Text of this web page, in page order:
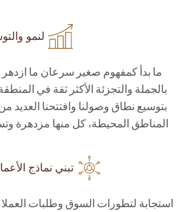
لنمو
ما بدأ كمفهوم صغير سرعان ما
بالجملة والتجزئة الأكثر ثقة في
بتوسيع نطاق وصولنا وافتتحنا
المناطق المحيطة، كل منها مزدهرة
تبني نماذج
استجابة لتطورات السوق وطلبات